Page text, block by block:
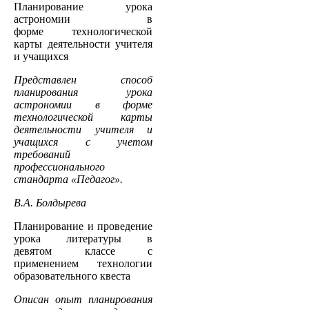
Планирование урока
астрономии в
форме технологической
карты деятельности учителя
и учащихся
Представлен способ
планирования урока
астрономии в форме
технологической карты
деятельности учителя и
учащихся с учетом
требований
профессионального
стандарта «Педагог».
В.А. Болдырева
Планирование и проведение
урока литературы в
девятом классе с
применением технологии
образовательного квеста
Описан опыт планирования